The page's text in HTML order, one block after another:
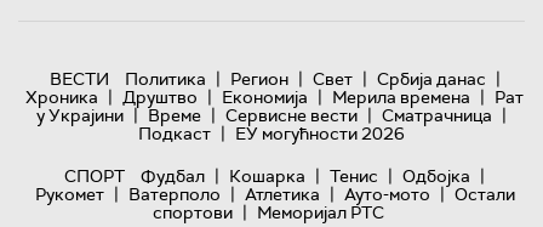
ВЕСТИ Политика | Регион | Свет | Србија данас |
Хроника | Друштво | Економија | Мерила времена | Рат
у Украјини | Време | Сервисне вести | Сматрачница |
Подкаст | ЕУ могућности 2026
СПОРТ
Фудбал | Кошарка | Тенис | Одбојка |
Рукомет | Ватерполо | Атлетика | Ауто-мото | Остали
спортови | Меморијал РТС